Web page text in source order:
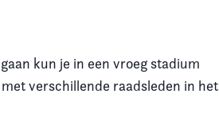
kun je in een vroeg stadium
met verschillende raadsleden in het